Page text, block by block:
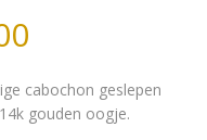
cabochon geslepen
gouden oogje.